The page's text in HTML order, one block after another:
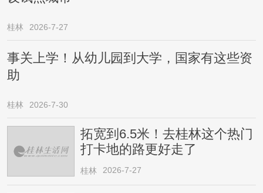
桂林 2026-7-27
事关上学！从幼儿园到大学，国家有这些资
助
桂林 2026-7-30
拓宽到6.5米！去桂林这个热门
打卡地的路更好走了
桂林 2026-7-27